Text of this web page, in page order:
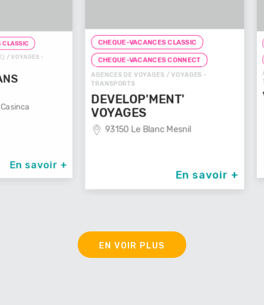
-
+
CHEQUE-VACANCES CLASSIC
CHEQUE-VACANCES CONNECT
AGENCES DE VOYAGES / VOYAGES -
TRANSPORTS
DEVELOP'MENT'
VOYAGES
93150 Le Blanc Mesnil
En savoir +
AGENCES
EN VOIR PLUS